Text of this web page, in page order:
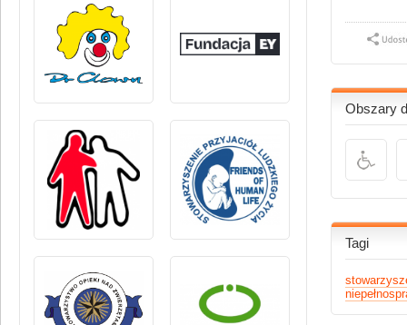
Obszary
Tagi